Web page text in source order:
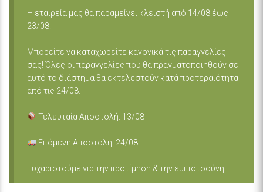
Η εταιρεία μας θα παραμείνει κλειστή από 14/08 έως
23/08.
Μπορείτε να καταχωρείτε κανονικά τις παραγγελίες
σας! Όλες οι παραγγελίες που θα πραγματοποιηθούν σε
αυτό το διάστημα θα εκτελεστούν κατά προτεραιότητα
από τις 24/08.
Τελευταία Αποστολή: 13/08
Επόμενη Αποστολή: 24/08
Ευχαριστούμε για την προτίμηση & την εμπιστοσύνη!